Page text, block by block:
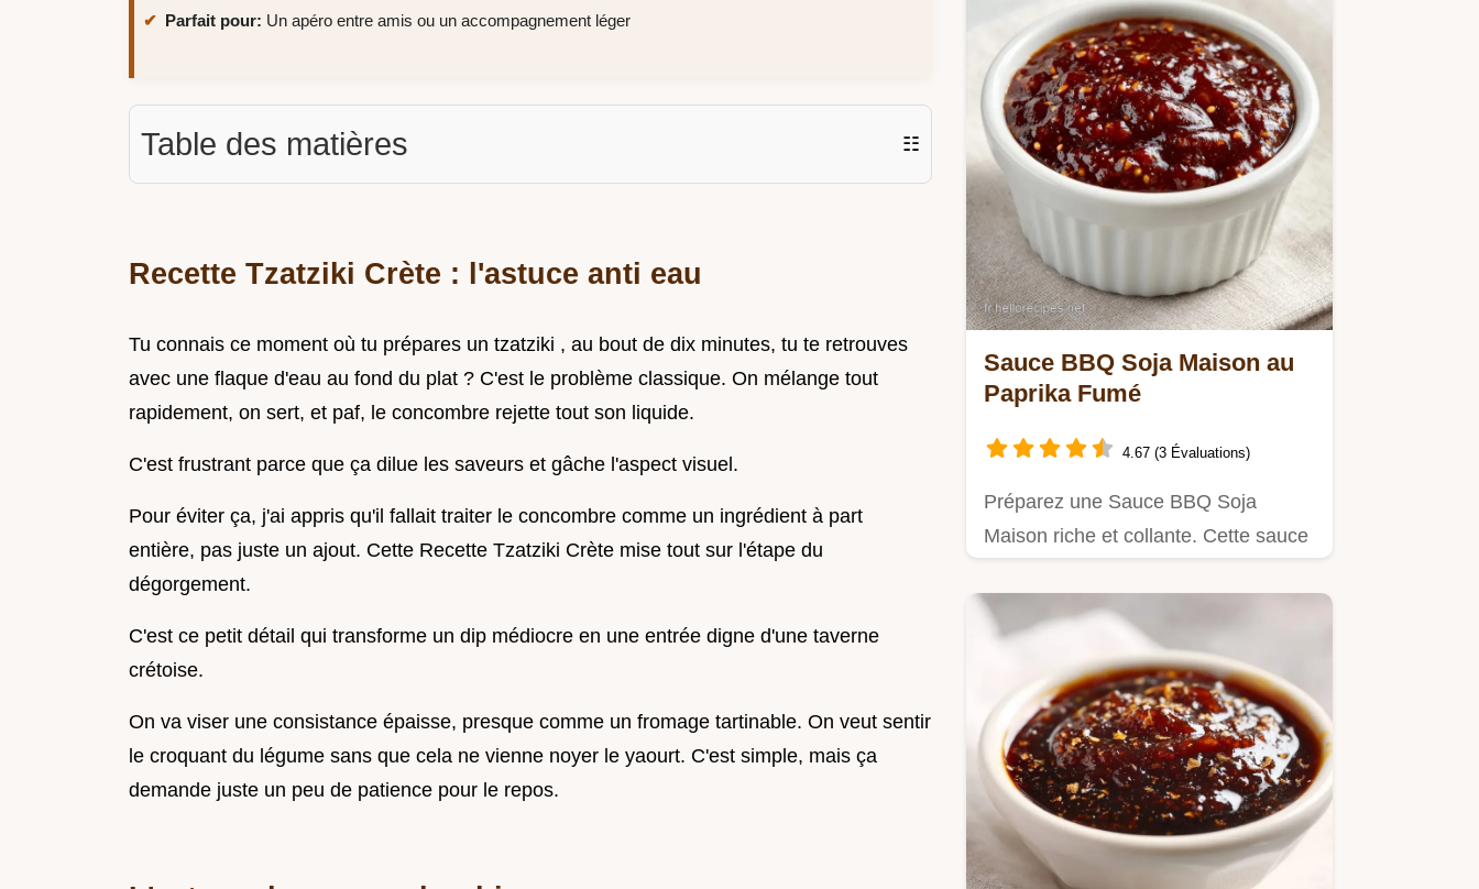
Parfait pour: Un apéro entre amis ou un accompagnement léger
Table des matières ☷
Recette Tzatziki Crète : l'astuce anti eau
Tu connais ce moment où tu prépares un tzatziki , au bout de dix minutes, tu te retrouves
avec une flaque d'eau au fond du plat ? C'est le problème classique. On mélange tout
rapidement, on sert, et paf, le concombre rejette tout son liquide.
C'est frustrant parce que ça dilue les saveurs et gâche l'aspect visuel.
Pour éviter ça, j'ai appris qu'il fallait traiter le concombre comme un ingrédient à part
entière, pas juste un ajout. Cette Recette Tzatziki Crète mise tout sur l'étape du
dégorgement.
C'est ce petit détail qui transforme un dip médiocre en une entrée digne d'une taverne
crétoise.
On va viser une consistance épaisse, presque comme un fromage tartinable. On veut sentir
le croquant du légume sans que cela ne vienne noyer le yaourt. C'est simple, mais ça
demande juste un peu de patience pour le repos.
Sauce BBQ Soja Maison au
Paprika Fumé
4.67 (3 Évaluations)
Préparez une Sauce BBQ Soja
Maison riche et collante. Cette sauce
d'un…